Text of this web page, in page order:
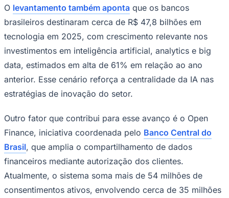
Corinthians
O levantamento também aponta que os bancos
brasileiros destinaram cerca de R$ 47,8 bilhões em
tecnologia em 2025, com crescimento relevante nos
investimentos em inteligência artificial, analytics e big
data, estimados em alta de 61% em relação ao ano
anterior. Esse cenário reforça a centralidade da IA nas
estratégias de inovação do setor.
Outro fator que contribui para esse avanço é o Open
Finance, iniciativa coordenada pelo Banco Central do
Brasil, que amplia o compartilhamento de dados
financeiros mediante autorização dos clientes.
Atualmente, o sistema soma mais de 54 milhões de
consentimentos ativos, envolvendo cerca de 35 milhões